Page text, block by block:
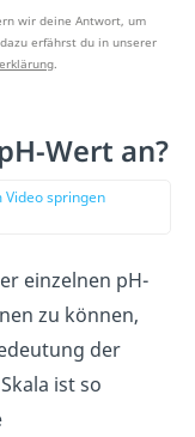
wir deine Antwort, um
erfährst du in unserer
.
Wert an?
Video springen
einzelnen pH-
zu können,
der
ist so